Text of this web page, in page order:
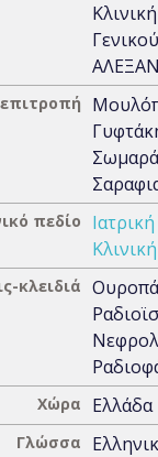
πεδίο
κλειδιά
Χώρα Ελλάδα
Γλώσσα